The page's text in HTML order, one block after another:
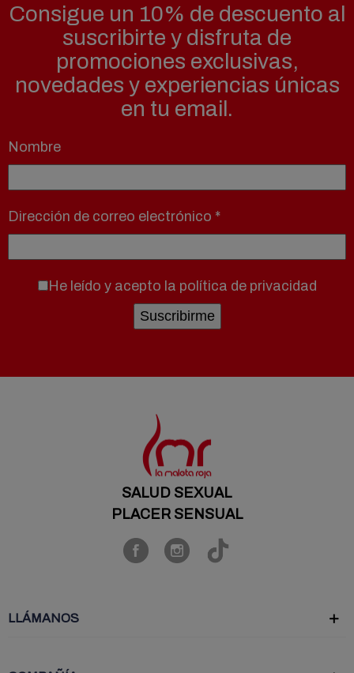
Consigue un 10% de descuento al
suscribirte y disfruta de
promociones exclusivas,
novedades y experiencias únicas
en tu email.
Nombre
Dirección de correo electrónico *
He leído y acepto la política de privacidad
SALUD SEXUAL
PLACER SENSUAL
LLÁMANOS